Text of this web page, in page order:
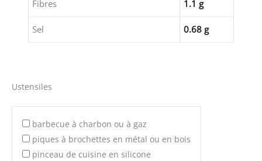
Fibres 1.1 g
Sel 0.68 g
Ustensiles
barbecue à charbon ou à gaz
piques à brochettes en métal ou en bois
pinceau de cuisine en silicone